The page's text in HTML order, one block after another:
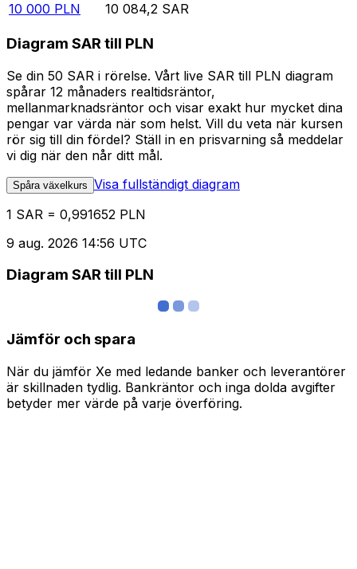
10 000 PLN 10 084,2 SAR
Diagram SAR till PLN
Se din 50 SAR i rörelse. Vårt live SAR till PLN diagram
spårar 12 månaders realtidsräntor,
mellanmarknadsräntor och visar exakt hur mycket dina
pengar var värda när som helst. Vill du veta när kursen
rör sig till din fördel? Ställ in en prisvarning så meddelar
vi dig när den når ditt mål.
Spåra växelkurs Visa fullständigt diagram
1 SAR = 0,991652 PLN
9 aug. 2026 14:56 UTC
Diagram SAR till PLN
Jämför och spara
När du jämför Xe med ledande banker och leverantörer
är skillnaden tydlig. Bankräntor och inga dolda avgifter
betyder mer värde på varje överföring.